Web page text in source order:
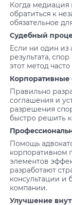
Когда медиация
обратиться к
обязательное
Судебный
Если ни один из
результата,
этот метод
Корпоративные
Правильно
соглашения и
разрешения
быстро решить
Помощь
корпоративном
элементов
разработают
консультации и
компании.
Улучшение